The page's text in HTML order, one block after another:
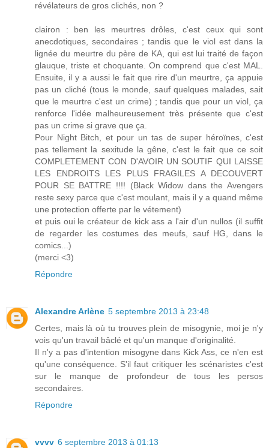
révélateurs de gros clichés, non ?
clairon : ben les meurtres drôles, c'est ceux qui sont
anecdotiques, secondaires ; tandis que le viol est dans la
lignée du meurtre du père de KA, qui est lui traité de façon
glauque, triste et choquante. On comprend que c'est MAL.
Ensuite, il y a aussi le fait que rire d'un meurtre, ça appuie
pas un cliché (tous le monde, sauf quelques malades, sait
que le meurtre c'est un crime) ; tandis que pour un viol, ça
renforce l'idée malheureusement très présente que c'est
pas un crime si grave que ça.
Pour Night Bitch, et pour un tas de super héroïnes, c'est
pas tellement la sexitude la gêne, c'est le fait que ce soit
COMPLETEMENT CON D'AVOIR UN SOUTIF QUI LAISSE
LES ENDROITS LES PLUS FRAGILES A DECOUVERT
POUR SE BATTRE !!!! (Black Widow dans the Avengers
reste sexy parce que c'est moulant, mais il y a quand même
une protection offerte par le vétement)
et puis oui le créateur de kick ass a l'air d'un nullos (il suffit
de regarder les costumes des meufs, sauf HG, dans le
comics...)
(merci <3)
Répondre
Alexandre Arlène 5 septembre 2013 à 23:48
Certes, mais là où tu trouves plein de misogynie, moi je n'y
vois qu'un travail bâclé et qu'un manque d'originalité.
Il n'y a pas d'intention misogyne dans Kick Ass, ce n'en est
qu'une conséquence. S'il faut critiquer les scénaristes c'est
sur le manque de profondeur de tous les persos
secondaires.
Répondre
vvvv 6 septembre 2013 à 01:13